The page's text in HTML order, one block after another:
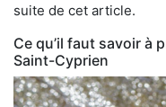
suite de cet article.
Ce qu’il faut savoir à
Saint-Cyprien